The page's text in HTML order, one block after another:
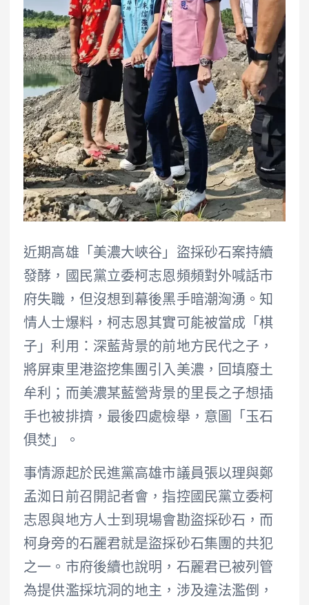
近期高雄「美濃大峽谷」盜採砂石案持續
發酵，國民黨立委柯志恩頻頻對外喊話市
府失職，但沒想到幕後黑手暗潮洶湧。知
情人士爆料，柯志恩其實可能被當成「棋
子」利用：深藍背景的前地方民代之子，
將屏東里港盜挖集團引入美濃，回填廢土
牟利；而美濃某藍營背景的里長之子想插
手也被排擠，最後四處檢舉，意圖「玉石
俱焚」。
事情源起於民進黨高雄市議員張以理與鄭
孟洳日前召開記者會，指控國民黨立委柯
志恩與地方人士到現場會勘盜採砂石，而
柯身旁的石麗君就是盜採砂石集團的共犯
之一。市府後續也說明，石麗君已被列管
為提供濫採坑洞的地主，涉及違法濫倒，